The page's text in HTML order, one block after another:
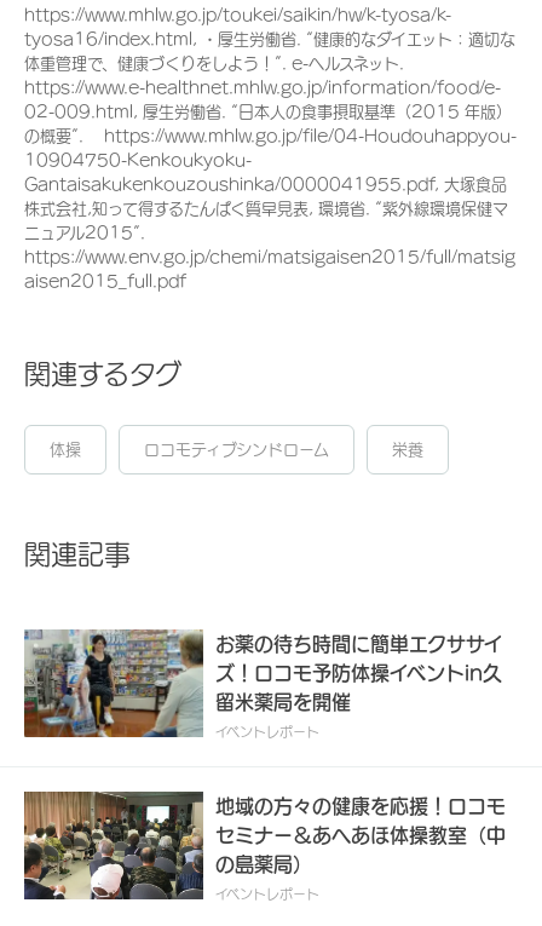
https://www.mhlw.go.jp/toukei/saikin/hw/k-tyosa/k-
tyosa16/index.html, ・厚生労働省. “健康的なダイエット：適切な
体重管理で、健康づくりをしよう！”. e-ヘルスネット.
https://www.e-healthnet.mhlw.go.jp/information/food/e-
02-009.html, 厚生労働省. “日本人の食事摂取基準（2015 年版）
の概要”. https://www.mhlw.go.jp/file/04-Houdouhappyou-
10904750-Kenkoukyoku-
Gantaisakukenkouzoushinka/0000041955.pdf, 大塚食品
株式会社,知って得するたんぱく質早見表, 環境省. “紫外線環境保健マ
ニュアル2015”.
https://www.env.go.jp/chemi/matsigaisen2015/full/matsig
aisen2015_full.pdf
関連するタグ
体操 ロコモティブシンドローム 栄養
関連記事
お薬の待ち時間に簡単エクササイ
ズ！ロコモ予防体操イベントin久
留米薬局を開催
イベントレポート
地域の方々の健康を応援！ロコモ
セミナー＆あへあほ体操教室（中
の島薬局）
イベントレポート